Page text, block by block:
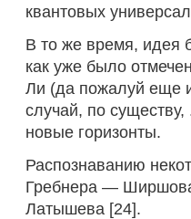
квантовых
В то же время, идея
как уже было
Ли (да пожалуй еще
случай, по
новые горизонты.
Распознаванию
Гребнера —
Латышева [24].